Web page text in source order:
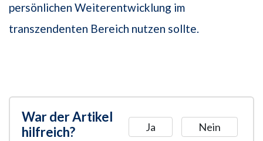
persönlichen Weiterentwicklung im
transzendenten Bereich nutzen sollte.
War der Artikel
hilfreich?
Ja Nein